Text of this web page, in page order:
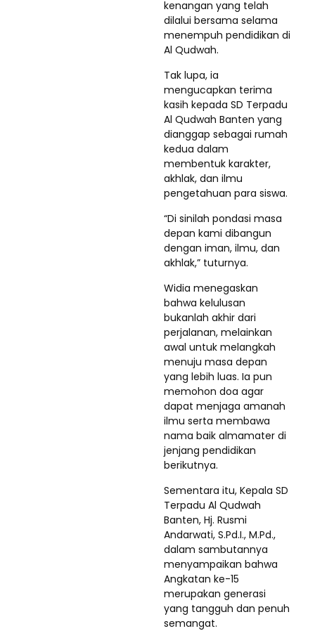
kenangan yang telah
dilalui bersama selama
menempuh pendidikan di
Al Qudwah.
Tak lupa, ia
mengucapkan terima
kasih kepada SD Terpadu
Al Qudwah Banten yang
dianggap sebagai rumah
kedua dalam
membentuk karakter,
akhlak, dan ilmu
pengetahuan para siswa.
“Di sinilah pondasi masa
depan kami dibangun
dengan iman, ilmu, dan
akhlak,” tuturnya.
Widia menegaskan
bahwa kelulusan
bukanlah akhir dari
perjalanan, melainkan
awal untuk melangkah
menuju masa depan
yang lebih luas. Ia pun
memohon doa agar
dapat menjaga amanah
ilmu serta membawa
nama baik almamater di
jenjang pendidikan
berikutnya.
Sementara itu, Kepala SD
Terpadu Al Qudwah
Banten, Hj. Rusmi
Andarwati, S.Pd.I., M.Pd.,
dalam sambutannya
menyampaikan bahwa
Angkatan ke-15
merupakan generasi
yang tangguh dan penuh
semangat.